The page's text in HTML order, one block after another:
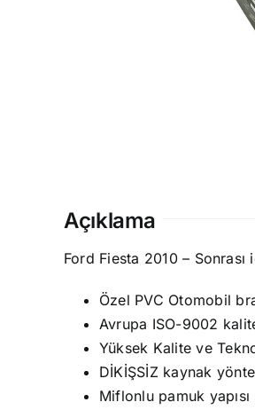
Açıklama
Ford Fiesta 2010 –
Özel PVC Otomobil
Avrupa ISO-9002
Yüksek Kalite ve
DİKİŞSİZ kaynak
Miflonlu pamuk